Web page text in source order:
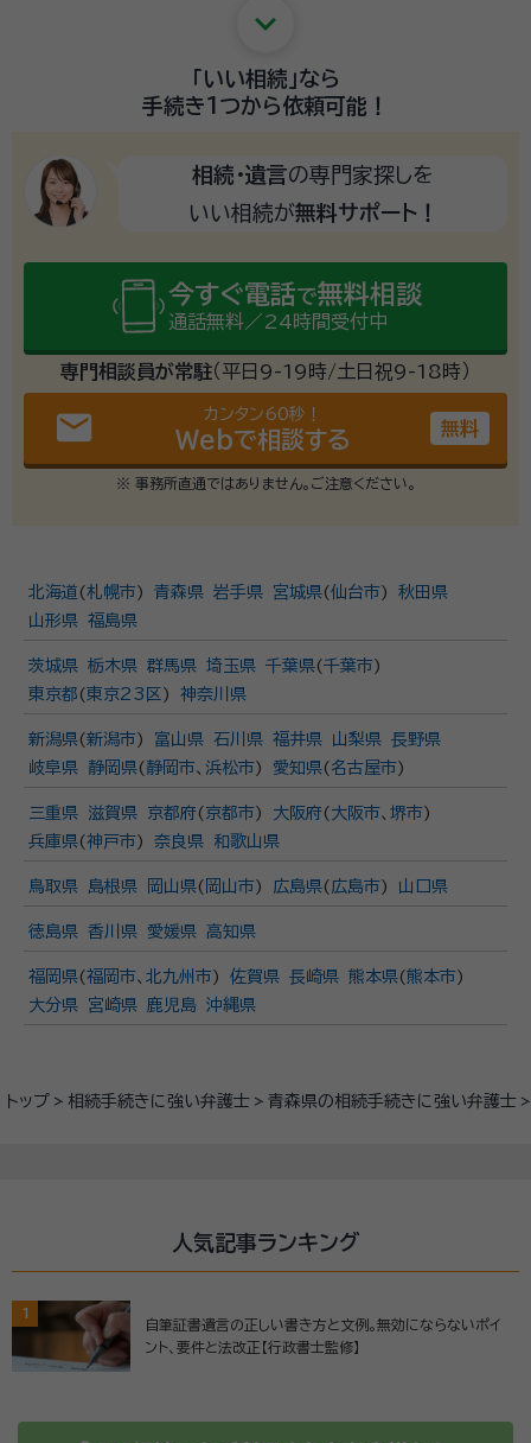
トップ 相続手続きに強い弁護士 青森県の相続手続きに強い弁護士
keyboard_arrow_down
「いい相続」なら
手続き1つから依頼可能！
相続・遺言の専門家探しを
いい相続が無料サポート！
今すぐ電話で無料相談
通話無料／24時間受付中
専門相談員が常駐（平日9-19時/土日祝9-18時）
email カンタン60秒！
Webで相談する 無料
※ 事務所直通ではありません。ご注意ください。
北海道 (札幌市) 青森県 岩手県 宮城県(仙台市)
秋田県
山形県 福島県
茨城県 栃木県 群馬県 埼玉県 千葉県(千葉市)
東京都 (東京23区) 神奈川県
新潟県(新潟市) 富山県 石川県 福井県 山梨県 長野県
岐阜県
静岡県(静岡市、 浜松市) 愛知県(名古屋市)
三重県 滋賀県 京都府(京都市) 大阪府(大阪市、 堺市)
兵庫県(神戸市) 奈良県 和歌山県
鳥取県 島根県 岡山県( 岡山市) 広島県(広島市) 山口県
徳島県 香川県 愛媛県 高知県
福岡県(福岡市、 北九州市) 佐賀県 長崎県 熊本県(熊本市)
大分県
宮崎県 鹿児島 沖縄県
人気記事ランキング
1
自筆証書遺言の正しい書き方と文例。無効にならないポイ
ント、要件と法改正【行政書士監修】